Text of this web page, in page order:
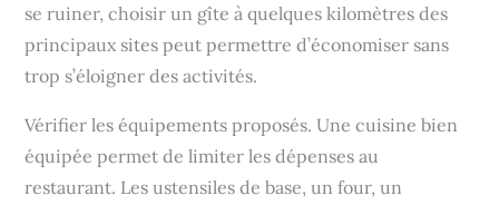
se ruiner, choisir un gîte à quelques kilomètres des
principaux sites peut permettre d’économiser sans
trop s’éloigner des activités.
Vérifier les équipements proposés. Une cuisine bien
équipée permet de limiter les dépenses au
restaurant. Les ustensiles de base, un four, un